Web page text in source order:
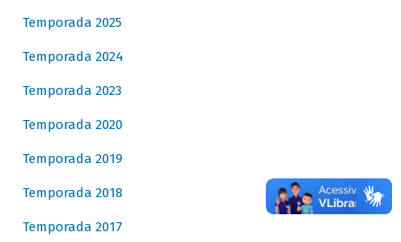
Temporada 2025
Temporada 2024
Temporada 2023
Temporada 2020
Temporada 2019
Temporada 2018
Temporada 2017